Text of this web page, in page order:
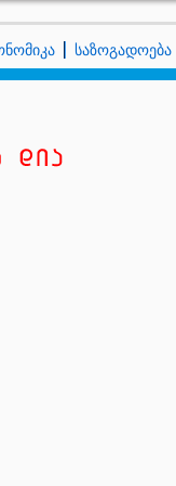
საზოგადოება